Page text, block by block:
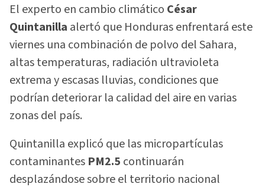
El experto en cambio climático César
Quintanilla alertó que Honduras enfrentará este
viernes una combinación de polvo del Sahara,
altas temperaturas, radiación ultravioleta
extrema y escasas lluvias, condiciones que
podrían deteriorar la calidad del aire en varias
zonas del país.
Quintanilla explicó que las micropartículas
contaminantes PM2.5 continuarán
desplazándose sobre el territorio nacional